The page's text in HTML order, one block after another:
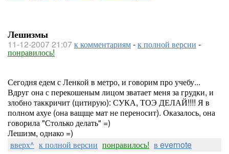
Лешизмы
11-12-2007 21:07к комментариям-к полной версии -
понравилось!
Сегодня едем с Ленкой в метро, и говорим про учебу...
Вдруг она с перекошеным лицом зватает меня за грудки, и
злобно таккричит (цитирую): СУКА, ТОЭ ДЕЛАЙ!!!! Я в
полном ахуе (она ващще мат не переносит). Оказалось, она
говорила "Столько делать" =)
Лешизм, однако =)
вверх^ к полной версии понравилось! в evernote